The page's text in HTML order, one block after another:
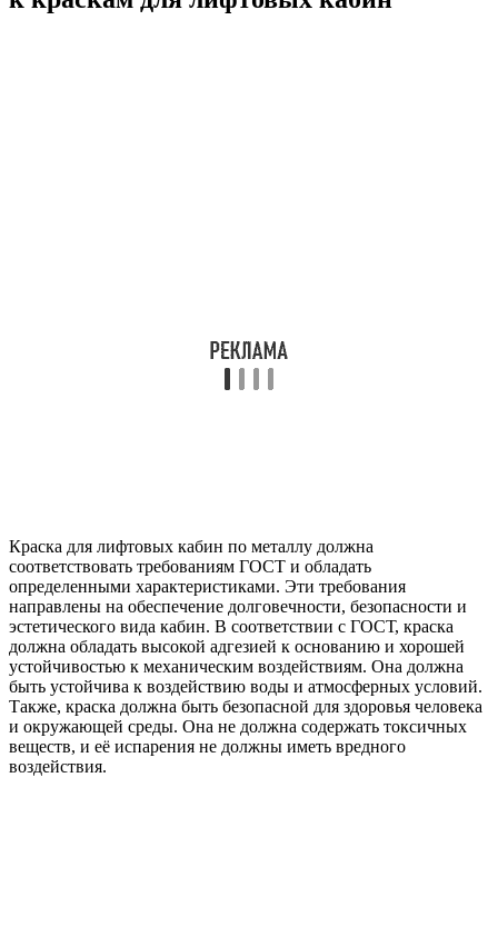
Краска для лифтовых кабин по металлу должна
соответствовать требованиям ГОСТ и обладать
определенными характеристиками. Эти требования
направлены на обеспечение долговечности, безопасности и
эстетического вида кабин. В соответствии с ГОСТ, краска
должна обладать высокой адгезией к основанию и хорошей
устойчивостью к механическим воздействиям. Она должна
быть устойчива к воздействию воды и атмосферных условий.
Также, краска должна быть безопасной для здоровья человека
и окружающей среды. Она не должна содержать токсичных
веществ, и её испарения не должны иметь вредного
воздействия.